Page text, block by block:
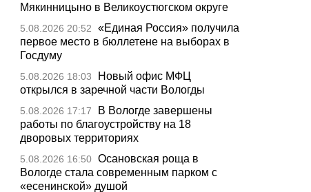
Мякинницыно в Великоустюгском округе
5.08.2026 20:52
«Единая Россия» получила
первое место в бюллетене на выборах в
Госдуму
5.08.2026 18:03
Новый офис МФЦ
открылся в заречной части Вологды
5.08.2026 17:17
В Вологде завершены
работы по благоустройству на 18
дворовых территориях
5.08.2026 16:50 Осановская роща в
Вологде стала современным парком с
«есенинской» душой